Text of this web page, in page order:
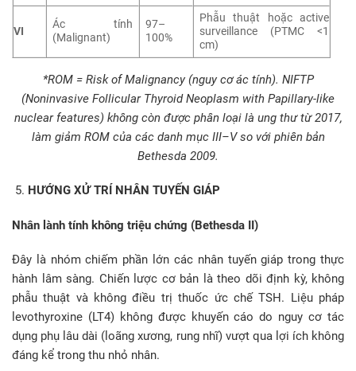
VI
Ác tính
(Malignant)
97–
100%
Phẫu thuật hoặc active
surveillance (PTMC <1
cm)
*ROM = Risk of Malignancy (nguy cơ ác tính). NIFTP
(Noninvasive Follicular Thyroid Neoplasm with Papillary-like
nuclear features) không còn được phân loại là ung thư từ 2017,
làm giảm ROM của các danh mục III–V so với phiên bản
Bethesda 2009.
HƯỚNG XỬ TRÍ NHÂN TUYẾN GIÁP
Nhân lành tính không triệu chứng (Bethesda II)
Đây là nhóm chiếm phần lớn các nhân tuyến giáp trong thực
hành lâm sàng. Chiến lược cơ bản là theo dõi định kỳ, không
phẫu thuật và không điều trị thuốc ức chế TSH. Liệu pháp
levothyroxine (LT4) không được khuyến cáo do nguy cơ tác
dụng phụ lâu dài (loãng xương, rung nhĩ) vượt qua lợi ích không
đáng kể trong thu nhỏ nhân.